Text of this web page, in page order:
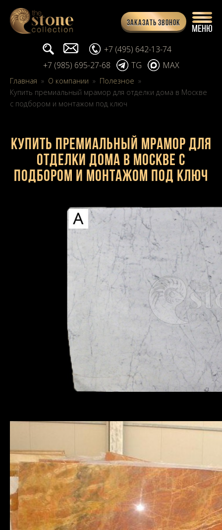
Заказать звонок
Поиск... info@stone-collection.ru
+7 (495) 642-13-74
+7 (985) 695-27-68
TG MAX
Главная » О компании » Полезное »
Купить премиальный мрамор для отделки дома в Москве
с подбором и монтажом под ключ
Купить премиальный мрамор для
отделки дома в Москве с
подбором и монтажом под ключ